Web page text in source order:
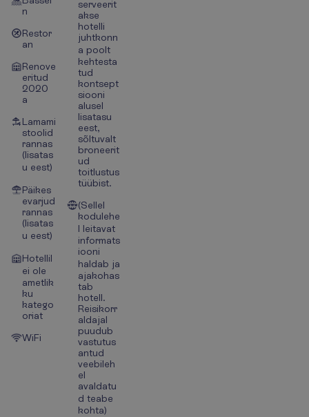
n
Restor
an
Renove
eritud
2020
a
Lamami
stoolid
rannas
(lisatas
u eest)
Päikes
evarjud
rannas
(lisatas
u eest)
Hotellil
ei ole
ametlik
ku
katego
oriat
WiFi
serveerit
akse
hotelli
juhtkonn
a poolt
kehtesta
tud
kontsept
siooni
alusel
lisatasu
eest,
sõltuvalt
broneerit
ud
toitlustus
tüübist.
(Sellel
kodulehe
l leitavat
informats
iooni
haldab ja
ajakohas
tab
hotell.
Reisikorr
aldajal
puudub
vastutus
antud
veebileh
el
avaldatu
d teabe
kohta)